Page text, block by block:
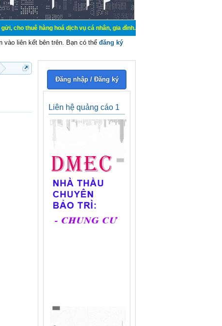
hoá dịch vụ cá nhân, gia đình. Mua bán, ký gửi, cho thuê thiết bị hệ
vào liên kết bên trên. Bạn có thể đăng ký
Đăng nhập / Đăng ký
Liên hệ quảng cáo 1